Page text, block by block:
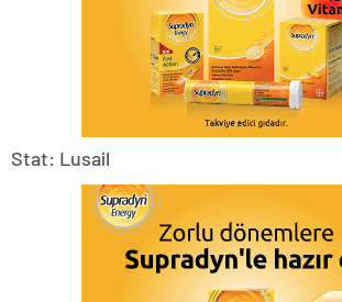
Stat: Lusail